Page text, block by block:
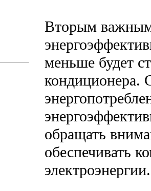
Вторым важным
меньше будет
кондиционера.
обращать
обеспечивать
электроэнергии.